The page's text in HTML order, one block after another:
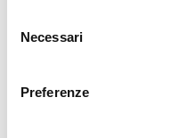
delNecessari
Preferenze